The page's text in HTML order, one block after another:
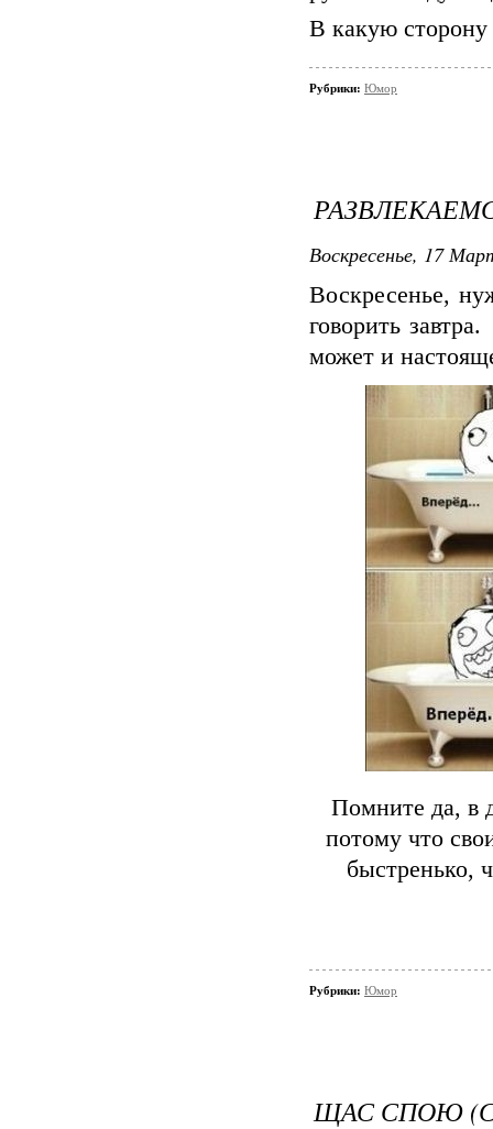
В какую сторону
Рубрики: Юмор
Воскресенье, 17
Воскресенье,
говорить
может и
Помните да, в
потому что
быстренько,
Рубрики: Юмор
ЩАС СПОЮ